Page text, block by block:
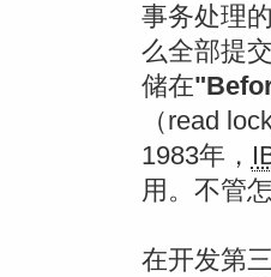
事务处理
么全部提
储在
（read
1983年，
用。不管
在开发第